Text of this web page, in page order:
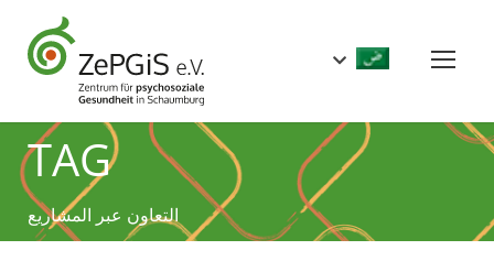
TAG
التعاون عبر المشاريع